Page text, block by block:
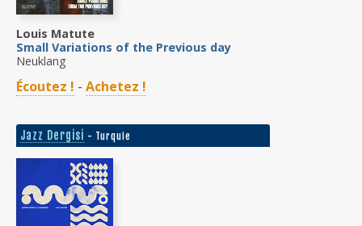
Louis Matute
Small Variations of the Previous day
Neuklang
Écoutez ! - Achetez !
Jazz Dergisi - Turquie